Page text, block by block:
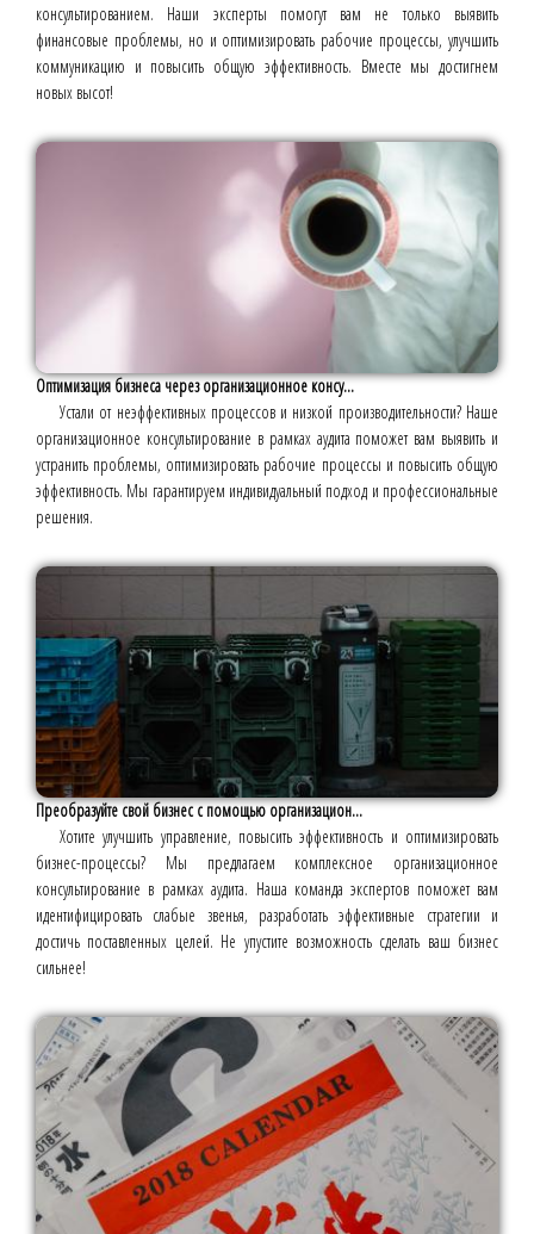
консультированием. Наши эксперты помогут вам не только выявить
финансовые проблемы, но и оптимизировать рабочие процессы, улучшить
коммуникацию и повысить общую эффективность. Вместе мы достигнем
новых высот!
Оптимизация бизнеса через организационное консу...
Устали от неэффективных процессов и низкой производительности? Наше
организационное консультирование в рамках аудита поможет вам выявить и
устранить проблемы, оптимизировать рабочие процессы и повысить общую
эффективность. Мы гарантируем индивидуальный подход и профессиональные
решения.
Преобразуйте свой бизнес с помощью организацион...
Хотите улучшить управление, повысить эффективность и оптимизировать
бизнес-процессы? Мы предлагаем комплексное организационное
консультирование в рамках аудита. Наша команда экспертов поможет вам
идентифицировать слабые звенья, разработать эффективные стратегии и
достичь поставленных целей. Не упустите возможность сделать ваш бизнес
сильнее!